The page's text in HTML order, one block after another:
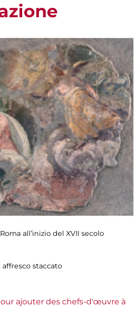
all’inizio del XVII secolo
affresco staccato
ajouter des chefs-d'œuvre à